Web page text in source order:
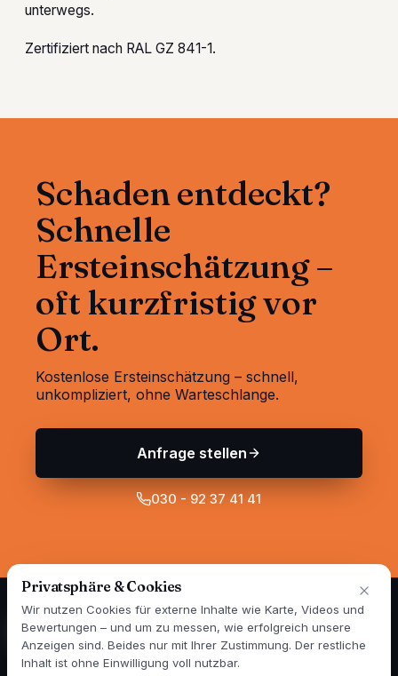
unterwegs.
Zertifiziert nach RAL GZ 841-1.
Schaden entdeckt?
Schnelle
Ersteinschätzung –
oft kurzfristig vor
Ort.
Kostenlose Ersteinschätzung – schnell,
unkompliziert, ohne Warteschlange.
Anfrage stellen
030 - 92 37 41 41
Spezialisten für Wand- und Fassadensanierung in Berlin und
Privatsphäre & Cookies
Wir nutzen Cookies für externe Inhalte wie Karte, Videos und
Bewertungen – und um zu messen, wie erfolgreich unsere
Anzeigen sind. Beides nur mit Ihrer Zustimmung. Der restliche
Inhalt ist ohne Einwilligung voll nutzbar.